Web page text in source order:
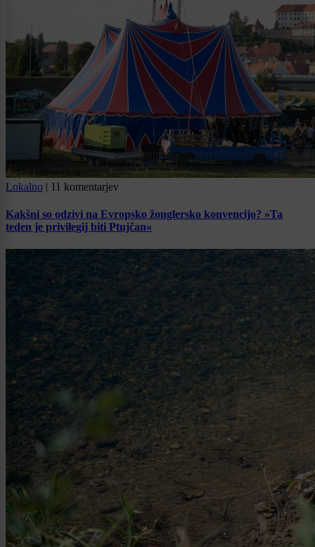
Lokalno | 11 komentarjev
Kakšni so odzivi na Evropsko žonglersko konvencijo? »Ta
teden je privilegij biti Ptujčan«